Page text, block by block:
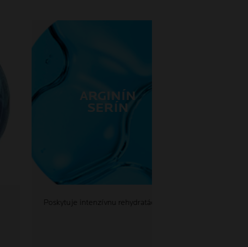
ARGINÍN
SERÍN
Poskytuje intenzívnu rehydratáciu.